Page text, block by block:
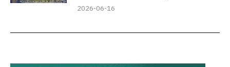
2026-06-16